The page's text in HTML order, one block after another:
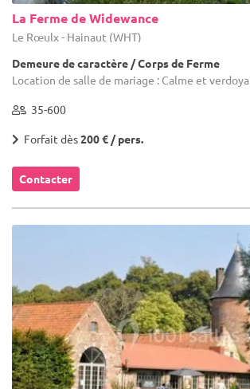
La Ferme de Widewance
Le Rœulx - Hainaut (WHT)
Demeure de caractère / Corps de Ferme
Location de salle de mariage : Calme et
35-600
Forfait dès200 € / pers.
Contacter